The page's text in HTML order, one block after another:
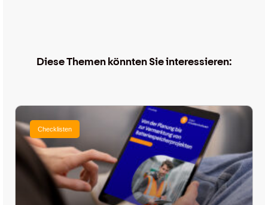
Diese Themen könnten Sie interessieren:
Checklisten